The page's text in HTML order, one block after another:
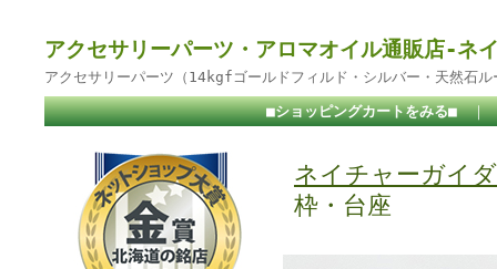
アクセサリーパーツ・アロマオイル通販店-ネ
アクセサリーパーツ（14kgfゴールドフィルド・シルバー・天然石
■ショッピングカートをみる■ ｜
ネイチャーガイ
枠・台座